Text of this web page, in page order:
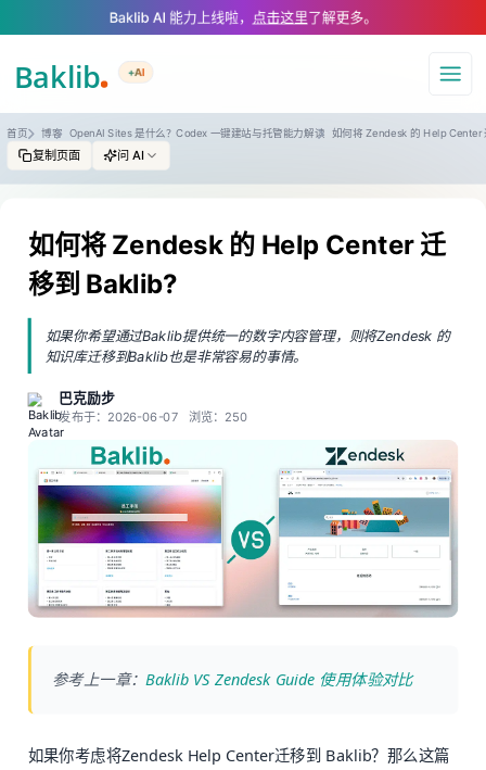
A Markdown version of this page is available at https://
Baklib AI 能力上线啦， 点击这里了解更多。
+AI
导航
首页 博客 OpenAI Sites 是什么？Codex 一键建站与托管能力解读 如何将 Zendesk 的 Help Center
复制页面 问 AI
如何将 Zendesk 的 Help Center 迁
移到 Baklib?
如果你希望通过Baklib提供统一的数字内容管理，则将Zendesk 的
知识库迁移到Baklib也是非常容易的事情。
巴克励步
发布于：2026-06-07 浏览：250
参考上一章：Baklib VS Zendesk Guide 使用体验对比
如果你考虑将Zendesk Help Center迁移到 Baklib？那么这篇